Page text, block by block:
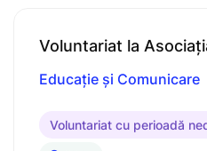
Voluntariat la
Educație și Comunicare
Voluntariat cu perioadă